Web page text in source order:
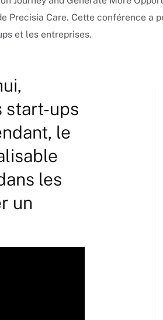
Precisia Care. Cette conférence a
et les entreprises.
start-ups
le
les
un